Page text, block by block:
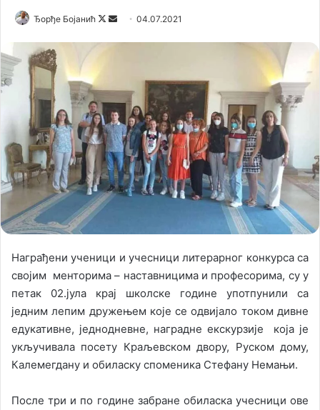
Ђорђе Бојанић
F
w
o
n
X
n
e
m
a
i
l
04.07.2021
Награђени ученици и учесници литерарног конкурса са
својим менторима – наставницима и професорима, су у
петак 02.јула крај школске године употпунили са
једним лепим дружењем које се одвијало током дивне
едукативне, једнодневне, наградне екскурзије која је
укључивала посету Краљевском двору, Руском дому,
Калемегдану и обиласку споменика Стефану Немањи.
После три и по године забране обиласка учесници ове